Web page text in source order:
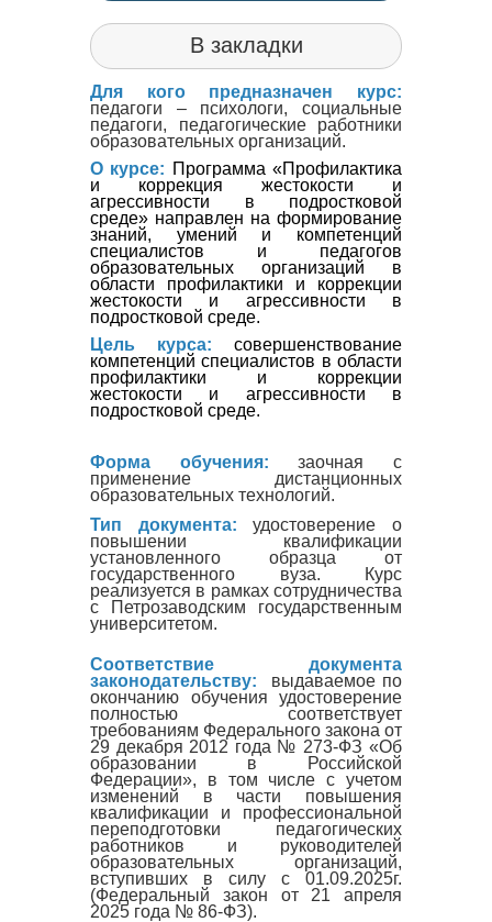
В закладки
Для кого предназначен курс:
педагоги – психологи, социальные
педагоги, педагогические работники
образовательных организаций.
О курсе: Программа «Профилактика
и коррекция жестокости и
агрессивности в подростковой
среде» направлен на формирование
знаний, умений и компетенций
специалистов и педагогов
образовательных организаций в
области профилактики и коррекции
жестокости и агрессивности в
подростковой среде.
Цель курса: совершенствование
компетенций специалистов в области
профилактики и коррекции
жестокости и агрессивности в
подростковой среде.
Форма обучения: заочная с
применение дистанционных
образовательных технологий.
Тип документа:удостоверение о
повышении квалификации
установленного образца от
государственного вуза. Курс
реализуется в рамках сотрудничества
с Петрозаводским государственным
университетом.
Соответствие документа
законодательству: выдаваемое по
окончанию обучения удостоверение
полностью соответствует
требованиям Федерального закона от
29 декабря 2012 года № 273-ФЗ «Об
образовании в Российской
Федерации», в том числе с учетом
изменений в части повышения
квалификации и профессиональной
переподготовки педагогических
работников и руководителей
образовательных организаций,
вступивших в силу с 01.09.2025г.
(Федеральный закон от 21 апреля
2025 года № 86-ФЗ).